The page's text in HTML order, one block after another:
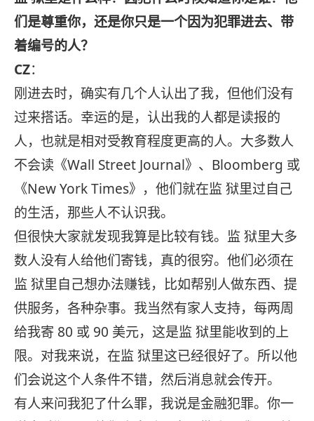
们是尊重你，还是你只是一个因为犯罪进去、带
着编号的人？
CZ：
刚进去时，确实有几个人认出了我，但他们没有
过来搭话。幸运的是，认出我的人都是读报的
人，也就是相对受教育程度更高的人。大多数人
不会读《Wall Street Journal》、Bloomberg 或
《New York Times》，他们就在监 狱里过自己
的生活，那些人不认识我。
但很快大家就发现我算是比较有钱。监 狱里大多
数人没有人给他们寄钱，真的很穷。他们必须在
监 狱里自己想办法赚钱，比如帮别人做东西、提
供服务，各种杂事。我当然有家人支持，每两周
给我寄 80 或 90 美元，这是监 狱里能收到的上
限。对我来说，在监 狱里这已经很好了。所以他
们会说这个人条件不错，然后消息就会传开。
有人来问我犯了什么罪，我说是金融犯罪。你一